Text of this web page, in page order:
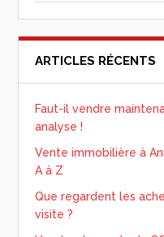
ARTICLES RÉCENTS
Faut-il vendre
analyse !
Vente immobilière à
A à Z
Que regardent les
visite ?